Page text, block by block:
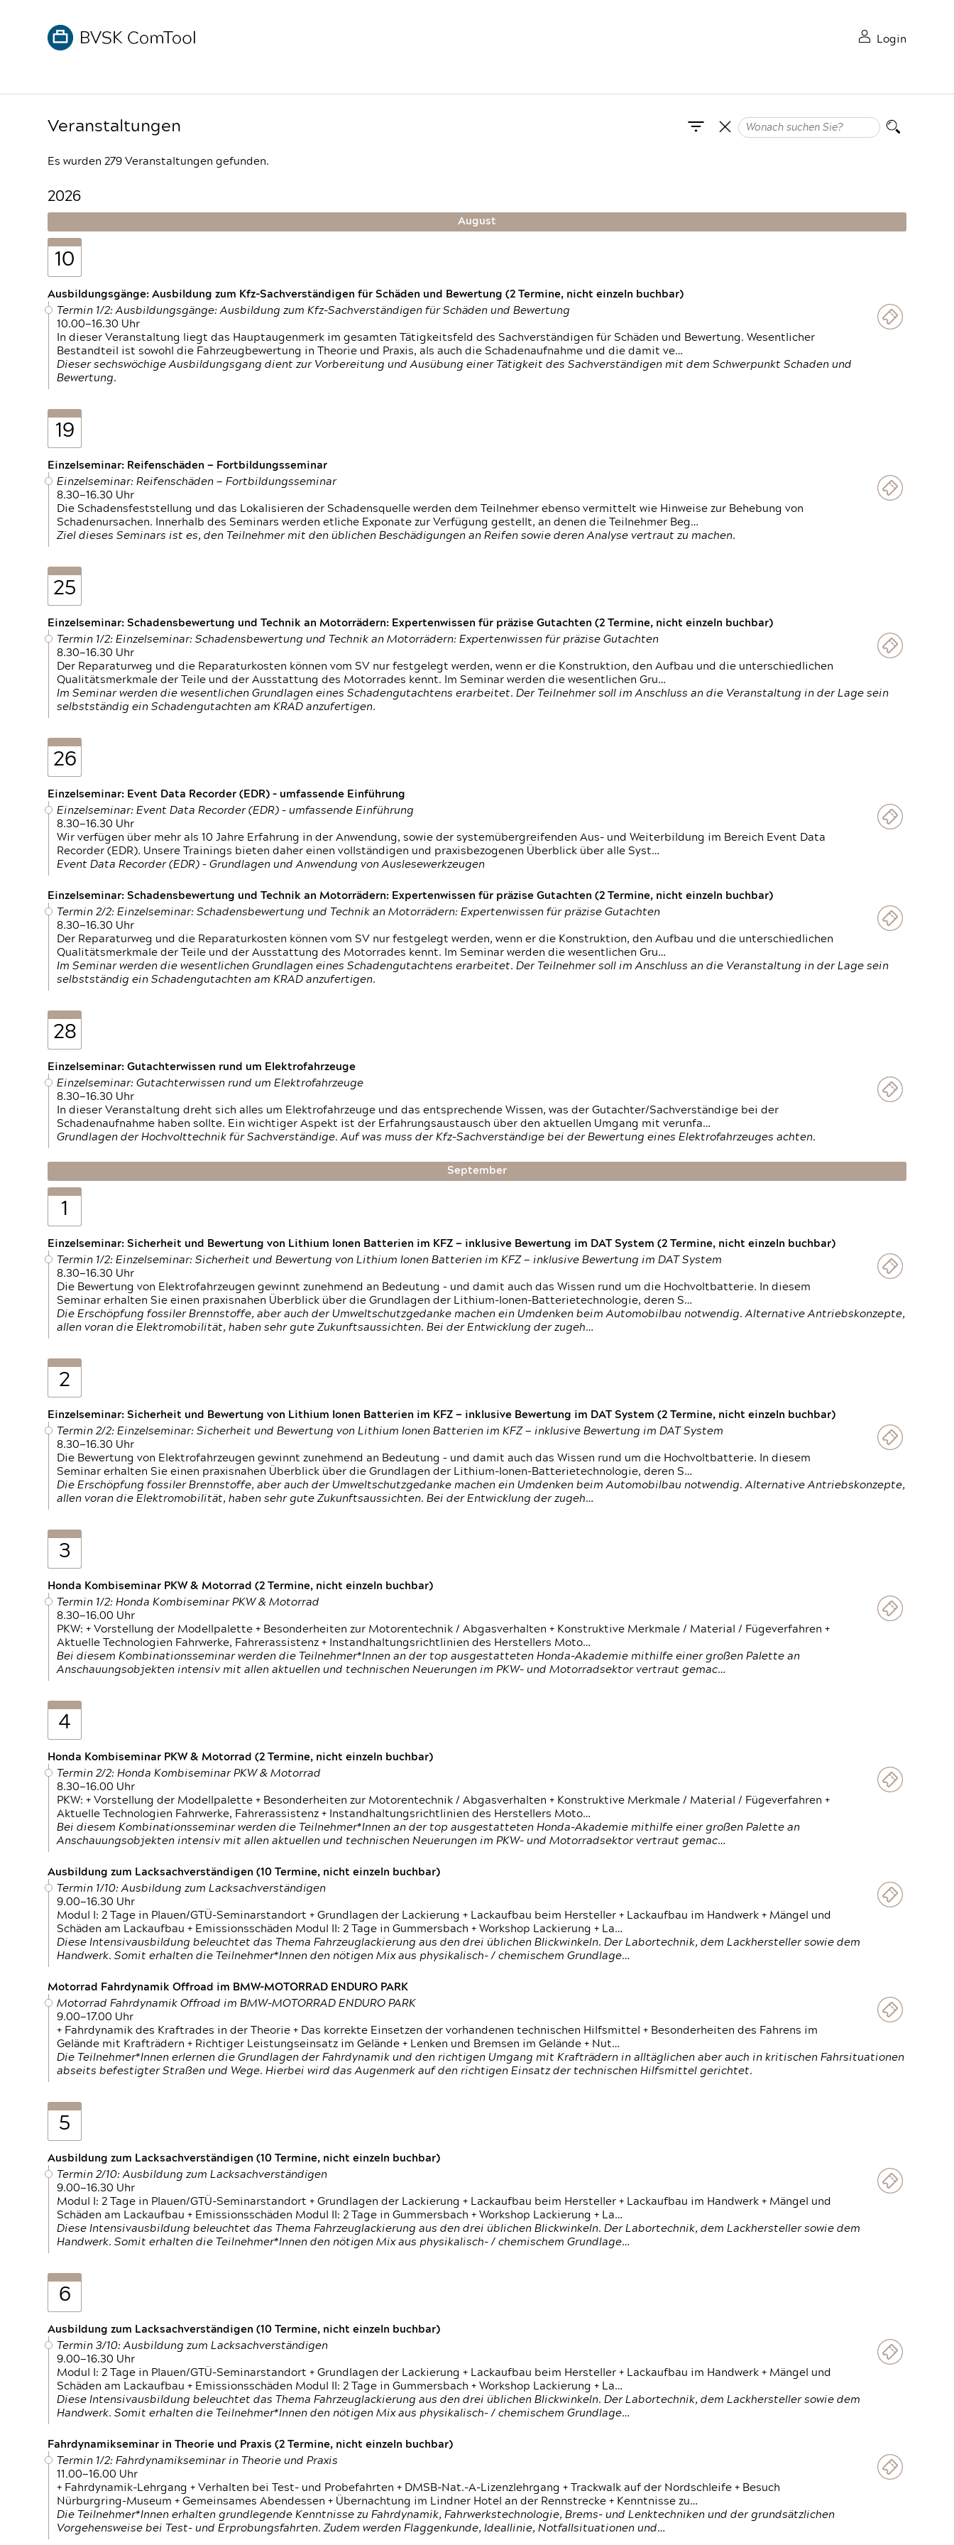
Login
Veranstaltungen
Es wurden 279 Veranstaltungen gefunden.
2026
August
10
Ausbildungsgänge: Ausbildung zum Kfz-Sachverständigen für Schäden und Bewertung (2 Termine, nicht einzeln buchbar)
Termin 1/2: Ausbildungsgänge: Ausbildung zum Kfz-Sachverständigen für Schäden und Bewertung
10.00—16.30 Uhr
In dieser Veranstaltung liegt das Hauptaugenmerk im gesamten Tätigkeitsfeld des Sachverständigen für Schäden und Bewertung. Wesentlicher
Bestandteil ist sowohl die Fahrzeugbewertung in Theorie und Praxis, als auch die Schadenaufnahme und die damit ve…
Dieser sechswöchige Ausbildungsgang dient zur Vorbereitung und Ausübung einer Tätigkeit des Sachverständigen mit dem Schwerpunkt Schaden und
Bewertung.
19
Einzelseminar: Reifenschäden — Fortbildungsseminar
Einzelseminar: Reifenschäden — Fortbildungsseminar
8.30—16.30 Uhr
Die Schadensfeststellung und das Lokalisieren der Schadensquelle werden dem Teilnehmer ebenso vermittelt wie Hinweise zur Behebung von
Schadenursachen. Innerhalb des Seminars werden etliche Exponate zur Verfügung gestellt, an denen die Teilnehmer Beg…
Ziel dieses Seminars ist es, den Teilnehmer mit den üblichen Beschädigungen an Reifen sowie deren Analyse vertraut zu machen.
25
Einzelseminar: Schadensbewertung und Technik an Motorrädern: Expertenwissen für präzise Gutachten (2 Termine, nicht einzeln buchbar)
Termin 1/2: Einzelseminar: Schadensbewertung und Technik an Motorrädern: Expertenwissen für präzise Gutachten
8.30—16.30 Uhr
Der Reparaturweg und die Reparaturkosten können vom SV nur festgelegt werden, wenn er die Konstruktion, den Aufbau und die unterschiedlichen
Qualitätsmerkmale der Teile und der Ausstattung des Motorrades kennt. Im Seminar werden die wesentlichen Gru…
Im Seminar werden die wesentlichen Grundlagen eines Schadengutachtens erarbeitet. Der Teilnehmer soll im Anschluss an die Veranstaltung in der Lage sein
selbstständig ein Schadengutachten am KRAD anzufertigen.
26
Einzelseminar: Event Data Recorder (EDR) – umfassende Einführung
Einzelseminar: Event Data Recorder (EDR) – umfassende Einführung
8.30—16.30 Uhr
Wir verfügen über mehr als 10 Jahre Erfahrung in der Anwendung, sowie der systemübergreifenden Aus- und Weiterbildung im Bereich Event Data
Recorder (EDR). Unsere Trainings bieten daher einen vollständigen und praxisbezogenen Überblick über alle Syst…
Event Data Recorder (EDR) – Grundlagen und Anwendung von Auslesewerkzeugen
Einzelseminar: Schadensbewertung und Technik an Motorrädern: Expertenwissen für präzise Gutachten (2 Termine, nicht einzeln buchbar)
Termin 2/2: Einzelseminar: Schadensbewertung und Technik an Motorrädern: Expertenwissen für präzise Gutachten
8.30—16.30 Uhr
Der Reparaturweg und die Reparaturkosten können vom SV nur festgelegt werden, wenn er die Konstruktion, den Aufbau und die unterschiedlichen
Qualitätsmerkmale der Teile und der Ausstattung des Motorrades kennt. Im Seminar werden die wesentlichen Gru…
Im Seminar werden die wesentlichen Grundlagen eines Schadengutachtens erarbeitet. Der Teilnehmer soll im Anschluss an die Veranstaltung in der Lage sein
selbstständig ein Schadengutachten am KRAD anzufertigen.
28
Einzelseminar: Gutachterwissen rund um Elektrofahrzeuge
Einzelseminar: Gutachterwissen rund um Elektrofahrzeuge
8.30—16.30 Uhr
In dieser Veranstaltung dreht sich alles um Elektrofahrzeuge und das entsprechende Wissen, was der Gutachter/Sachverständige bei der
Schadenaufnahme haben sollte. Ein wichtiger Aspekt ist der Erfahrungsaustausch über den aktuellen Umgang mit verunfa…
Grundlagen der Hochvolttechnik für Sachverständige. Auf was muss der Kfz-Sachverständige bei der Bewertung eines Elektrofahrzeuges achten.
September
1
Einzelseminar: Sicherheit und Bewertung von Lithium Ionen Batterien im KFZ — inklusive Bewertung im DAT System (2 Termine, nicht einzeln buchbar)
Termin 1/2: Einzelseminar: Sicherheit und Bewertung von Lithium Ionen Batterien im KFZ — inklusive Bewertung im DAT System
8.30—16.30 Uhr
Die Bewertung von Elektrofahrzeugen gewinnt zunehmend an Bedeutung – und damit auch das Wissen rund um die Hochvoltbatterie. In diesem
Seminar erhalten Sie einen praxisnahen Überblick über die Grundlagen der Lithium-Ionen-Batterietechnologie, deren S…
Die Erschöpfung fossiler Brennstoffe, aber auch der Umweltschutzgedanke machen ein Umdenken beim Automobilbau notwendig. Alternative Antriebskonzepte,
allen voran die Elektromobilität, haben sehr gute Zukunftsaussichten. Bei der Entwicklung der zugeh…
2
Einzelseminar: Sicherheit und Bewertung von Lithium Ionen Batterien im KFZ — inklusive Bewertung im DAT System (2 Termine, nicht einzeln buchbar)
Termin 2/2: Einzelseminar: Sicherheit und Bewertung von Lithium Ionen Batterien im KFZ — inklusive Bewertung im DAT System
8.30—16.30 Uhr
Die Bewertung von Elektrofahrzeugen gewinnt zunehmend an Bedeutung – und damit auch das Wissen rund um die Hochvoltbatterie. In diesem
Seminar erhalten Sie einen praxisnahen Überblick über die Grundlagen der Lithium-Ionen-Batterietechnologie, deren S…
Die Erschöpfung fossiler Brennstoffe, aber auch der Umweltschutzgedanke machen ein Umdenken beim Automobilbau notwendig. Alternative Antriebskonzepte,
allen voran die Elektromobilität, haben sehr gute Zukunftsaussichten. Bei der Entwicklung der zugeh…
3
Honda Kombiseminar PKW & Motorrad (2 Termine, nicht einzeln buchbar)
Termin 1/2: Honda Kombiseminar PKW & Motorrad
8.30—16.00 Uhr
PKW: + Vorstellung der Modellpalette + Besonderheiten zur Motorentechnik / Abgasverhalten + Konstruktive Merkmale / Material / Fügeverfahren +
Aktuelle Technologien Fahrwerke, Fahrerassistenz + Instandhaltungsrichtlinien des Herstellers Moto…
Bei diesem Kombinationsseminar werden die Teilnehmer*Innen an der top ausgestatteten Honda-Akademie mithilfe einer großen Palette an
Anschauungsobjekten intensiv mit allen aktuellen und technischen Neuerungen im PKW- und Motorradsektor vertraut gemac…
4
Honda Kombiseminar PKW & Motorrad (2 Termine, nicht einzeln buchbar)
Termin 2/2: Honda Kombiseminar PKW & Motorrad
8.30—16.00 Uhr
PKW: + Vorstellung der Modellpalette + Besonderheiten zur Motorentechnik / Abgasverhalten + Konstruktive Merkmale / Material / Fügeverfahren +
Aktuelle Technologien Fahrwerke, Fahrerassistenz + Instandhaltungsrichtlinien des Herstellers Moto…
Bei diesem Kombinationsseminar werden die Teilnehmer*Innen an der top ausgestatteten Honda-Akademie mithilfe einer großen Palette an
Anschauungsobjekten intensiv mit allen aktuellen und technischen Neuerungen im PKW- und Motorradsektor vertraut gemac…
Ausbildung zum Lacksachverständigen (10 Termine, nicht einzeln buchbar)
Termin 1/10: Ausbildung zum Lacksachverständigen
9.00—16.30 Uhr
Modul I: 2 Tage in Plauen/GTÜ-Seminarstandort + Grundlagen der Lackierung + Lackaufbau beim Hersteller + Lackaufbau im Handwerk + Mängel und
Schäden am Lackaufbau + Emissionsschäden Modul II: 2 Tage in Gummersbach + Workshop Lackierung + La…
Diese Intensivausbildung beleuchtet das Thema Fahrzeuglackierung aus den drei üblichen Blickwinkeln. Der Labortechnik, dem Lackhersteller sowie dem
Handwerk. Somit erhalten die Teilnehmer*Innen den nötigen Mix aus physikalisch- / chemischem Grundlage…
Motorrad Fahrdynamik Offroad im BMW-MOTORRAD ENDURO PARK
Motorrad Fahrdynamik Offroad im BMW-MOTORRAD ENDURO PARK
9.00—17.00 Uhr
+ Fahrdynamik des Kraftrades in der Theorie + Das korrekte Einsetzen der vorhandenen technischen Hilfsmittel + Besonderheiten des Fahrens im
Gelände mit Krafträdern + Richtiger Leistungseinsatz im Gelände + Lenken und Bremsen im Gelände + Nut…
Die Teilnehmer*Innen erlernen die Grundlagen der Fahrdynamik und den richtigen Umgang mit Krafträdern in alltäglichen aber auch in kritischen Fahrsituationen
abseits befestigter Straßen und Wege. Hierbei wird das Augenmerk auf den richtigen Einsatz der technischen Hilfsmittel gerichtet.
5
Ausbildung zum Lacksachverständigen (10 Termine, nicht einzeln buchbar)
Termin 2/10: Ausbildung zum Lacksachverständigen
9.00—16.30 Uhr
Modul I: 2 Tage in Plauen/GTÜ-Seminarstandort + Grundlagen der Lackierung + Lackaufbau beim Hersteller + Lackaufbau im Handwerk + Mängel und
Schäden am Lackaufbau + Emissionsschäden Modul II: 2 Tage in Gummersbach + Workshop Lackierung + La…
Diese Intensivausbildung beleuchtet das Thema Fahrzeuglackierung aus den drei üblichen Blickwinkeln. Der Labortechnik, dem Lackhersteller sowie dem
Handwerk. Somit erhalten die Teilnehmer*Innen den nötigen Mix aus physikalisch- / chemischem Grundlage…
6
Ausbildung zum Lacksachverständigen (10 Termine, nicht einzeln buchbar)
Termin 3/10: Ausbildung zum Lacksachverständigen
9.00—16.30 Uhr
Modul I: 2 Tage in Plauen/GTÜ-Seminarstandort + Grundlagen der Lackierung + Lackaufbau beim Hersteller + Lackaufbau im Handwerk + Mängel und
Schäden am Lackaufbau + Emissionsschäden Modul II: 2 Tage in Gummersbach + Workshop Lackierung + La…
Diese Intensivausbildung beleuchtet das Thema Fahrzeuglackierung aus den drei üblichen Blickwinkeln. Der Labortechnik, dem Lackhersteller sowie dem
Handwerk. Somit erhalten die Teilnehmer*Innen den nötigen Mix aus physikalisch- / chemischem Grundlage…
Fahrdynamikseminar in Theorie und Praxis (2 Termine, nicht einzeln buchbar)
Termin 1/2: Fahrdynamikseminar in Theorie und Praxis
11.00—16.00 Uhr
+ Fahrdynamik-Lehrgang + Verhalten bei Test- und Probefahrten + DMSB-Nat.-A-Lizenzlehrgang + Trackwalk auf der Nordschleife + Besuch
Nürburgring-Museum + Gemeinsames Abendessen + Übernachtung im Lindner Hotel an der Rennstrecke + Kenntnisse zu…
Die Teilnehmer*Innen erhalten grundlegende Kenntnisse zu Fahrdynamik, Fahrwerkstechnologie, Brems- und Lenktechniken und der grundsätzlichen
Vorgehensweise bei Test- und Erprobungsfahrten. Zudem werden Flaggenkunde, Ideallinie, Notfallsituationen und…